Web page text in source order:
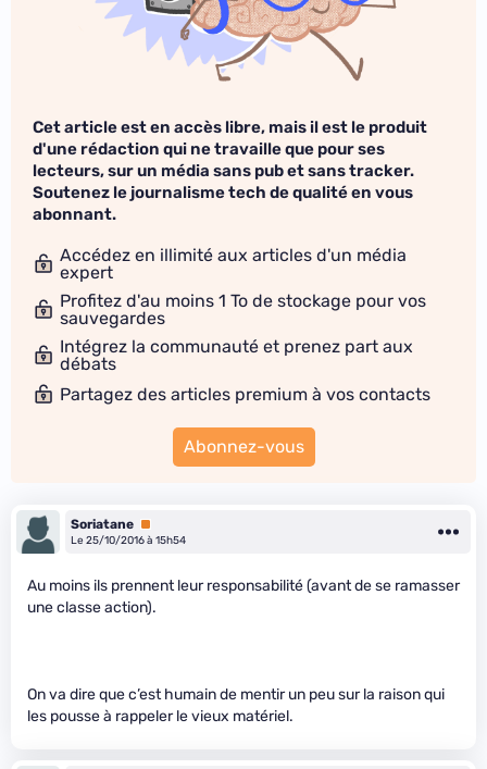
Cet article est en accès libre, mais il est le produit
d'une rédaction qui ne travaille que pour ses
lecteurs, sur un média sans pub et sans tracker.
Soutenez le journalisme tech de qualité en vous
abonnant.
Accédez en illimité aux articles d'un média
expert
Profitez d'au moins 1 To de stockage pour vos
sauvegardes
Intégrez la communauté et prenez part aux
débats
Partagez des articles premium à vos contacts
Abonnez-vous
Soriatane Premium
Le 25/10/2016 à 15h54
Au moins ils prennent leur responsabilité (avant de se ramasser
une classe action).
On va dire que c’est humain de mentir un peu sur la raison qui
les pousse à rappeler le vieux matériel.